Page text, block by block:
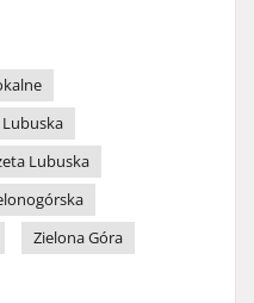
Lubuska
Zielona Góra